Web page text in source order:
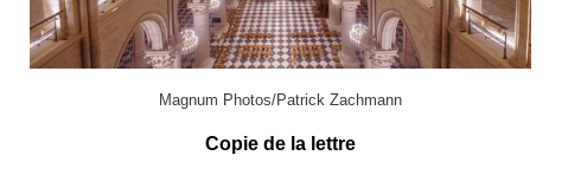
Magnum Photos/Patrick Zachmann
Copie de la lettre